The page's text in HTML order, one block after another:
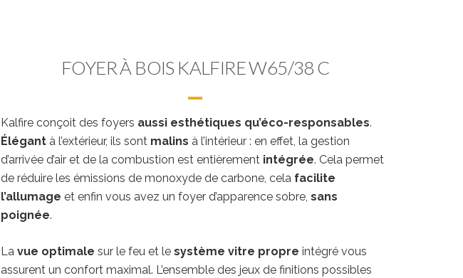
FOYER À BOIS KALFIRE W65/38 C
Kalfire conçoit des foyers aussi esthétiques qu’éco-responsables.
Élégantà l’extérieur, ils sont malins à l’intérieur : en effet, la gestion
d’arrivée d’air et de la combustion est entièrementintégrée. Cela permet
de réduire les émissions de monoxyde de carbone, cela facilite
l’allumage et enfin vous avez un foyer d’apparence sobre, sans
poignée.
La vue optimale sur le feu et le système vitre propre intégré vous
assurent un confort maximal. L’ensemble des jeux de finitions possibles